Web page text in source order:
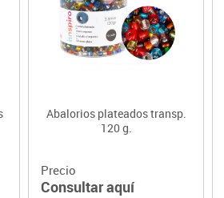
& idiomas
Abalorios plateados transp.
120 g.
Precio
Consultar aquí